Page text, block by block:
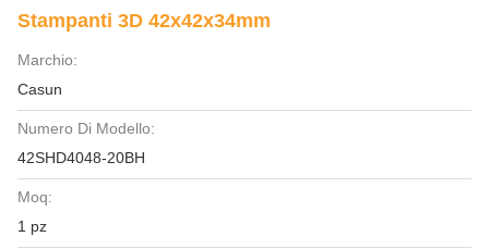
Stampanti 3D 42x42x34mm
Marchio:
Casun
Numero Di Modello:
42SHD4048-20BH
Moq:
1 pz